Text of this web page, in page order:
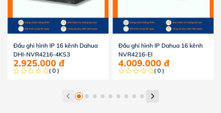
Đầu ghi hình IP 16 kênh Dahua
DHI-NVR4216-4KS3
2.925.000 đ
( 0 )
Đầu ghi hình IP Dahua 16 kênh
NVR4216-EI
4.009.000 đ
( 0 )